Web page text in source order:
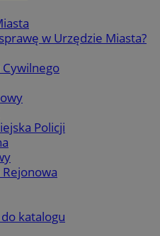
w Urzędzie Miasta?
Cywilnego
Policji
katalogu